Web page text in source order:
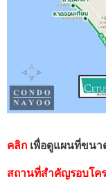
คลิก เพื่อดูแผนที่ขน
สถานที่สำคัญรอบโค